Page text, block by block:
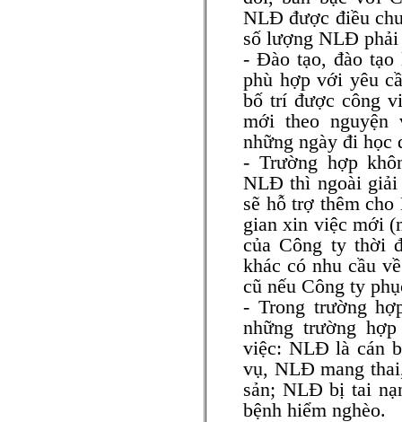
NLĐ được điều
số lượng NLĐ
- Đào tạo, đào
phù hợp với yêu
bố trí được công
mới theo
những ngày đi học
- Trường hợp
NLĐ thì ngoài giải
sẽ hỗ trợ thêm
gian xin việc mới
của Công ty thời
khác có nhu cầu
cũ nếu Công ty
- Trong trường
những trường
việc: NLĐ là cán
vụ, NLĐ mang
sản; NLĐ bị tai
bệnh hiểm nghèo.